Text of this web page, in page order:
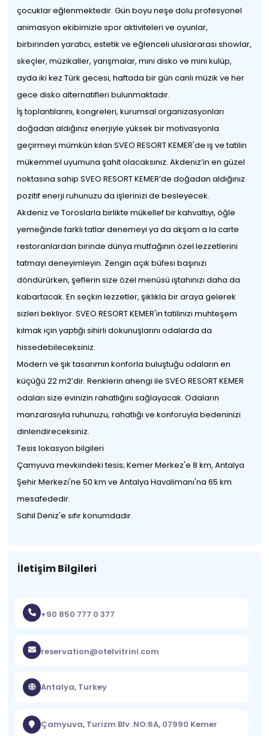
çocuklar eğlenmektedir. Gün boyu neşe dolu profesyonel
animasyon ekibimizle spor aktiviteleri ve oyunlar,
birbirinden yaratıcı, estetik ve eğlenceli uluslararası showlar,
skeçler, müzikaller, yarışmalar, mini disko ve mini kulüp,
ayda iki kez Türk gecesi, haftada bir gün canlı müzik ve her
gece disko alternatifleri bulunmaktadır.
İş toplantılarını, kongreleri, kurumsal organizasyonları
doğadan aldığınız enerjiyle yüksek bir motivasyonla
geçirmeyi mümkün kılan SVEO RESORT KEMER'de iş ve tatilin
mükemmel uyumuna şahit olacaksınız. Akdeniz’in en güzel
noktasına sahip SVEO RESORT KEMER’de doğadan aldığınız
pozitif enerji ruhunuzu da işlerinizi de besleyecek.
Akdeniz ve Toroslarla birlikte mükellef bir kahvaltıyı, öğle
yemeğinde farklı tatlar denemeyi ya da akşam a la carte
restoranlardan birinde dünya mutfağının özel lezzetlerini
tatmayı deneyimleyin. Zengin açık büfesi başınızı
döndürürken, şeflerin size özel menüsü iştahınızı daha da
kabartacak. En seçkin lezzetler, şıklıkla bir araya gelerek
sizleri bekliyor. SVEO RESORT KEMER'in tatilinizi muhteşem
kılmak için yaptığı sihirli dokunuşlarını odalarda da
hissedebileceksiniz.
Modern ve şık tasarımın konforla buluştuğu odaların en
küçüğü 22 m2’dir. Renklerin ahengi ile SVEO RESORT KEMER
odaları size evinizin rahatlığını sağlayacak. Odaların
manzarasıyla ruhunuzu, rahatlığı ve konforuyla bedeninizi
dinlendireceksiniz.
Tesis lokasyon bilgileri
Çamyuva mevkiindeki tesis; Kemer Merkez'e 8 km, Antalya
Şehir Merkezi'ne 50 km ve Antalya Havalimanı'na 65 km
mesafededir.
Sahil Deniz'e sıfır konumdadır.
İletişim Bilgileri
+90 850 777 0 377
reservation@otelvitrini.com
Antalya, Turkey
Çamyuva, Turizm Blv. NO:6A, 07990 Kemer